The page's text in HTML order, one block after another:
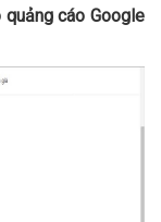
cáo Google